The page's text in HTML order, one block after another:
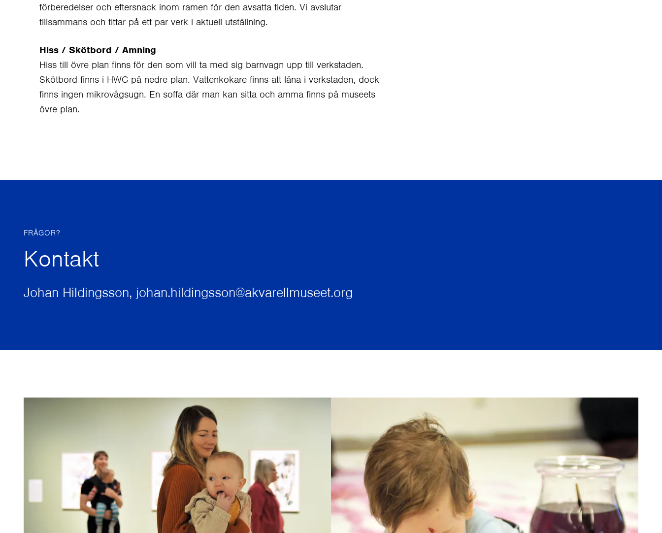
förberedelser och eftersnack inom ramen för den avsatta tiden. Vi avslutar
tillsammans och tittar på ett par verk i aktuell utställning.
Hiss / Skötbord / Amning
Hiss till övre plan finns för den som vill ta med sig barnvagn upp till verkstaden.
Skötbord finns i HWC på nedre plan. Vattenkokare finns att låna i verkstaden, dock
finns ingen mikrovågsugn. En soffa där man kan sitta och amma finns på museets
övre plan.
FRÅGOR?
Kontakt
Johan Hildingsson, johan.hildingsson@akvarellmuseet.org